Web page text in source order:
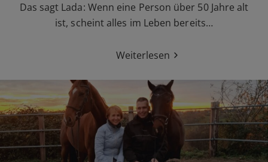
Das sagt Lada: Wenn eine Person über 50 Jahre alt
ist, scheint alles im Leben bereits…
Weiterlesen